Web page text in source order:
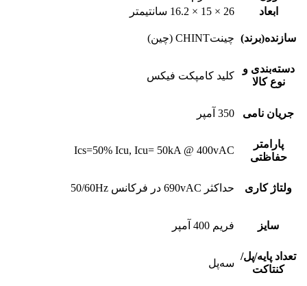
ابعاد
26 × 15 × 16.2 سانتیمتر
سازنده(برند) چینتCHINT (چین)
دسته‌بندی و
نوع کالا
کلید کامپکت فیکس
جریان نامی 350 آمپر
پارامتر
حفاظتی
Ics=50% Icu, Icu= 50kA @ 400vAC
ولتاژ کاری حداکثر 690vAC در فرکانس 50/60Hz
سایز فریم 400 آمپر
تعداد پایه/پل/
کنتاکت
سه‌پل